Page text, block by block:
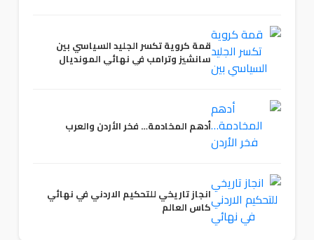
قمة كروية تكسر الجليد السياسي بين
سانشيز وترامب في نهائي المونديال
أدهم المخادمة… فخر الأردن والعرب
انجاز تاريخي للتحكيم الاردني في نهائي
كاس العالم